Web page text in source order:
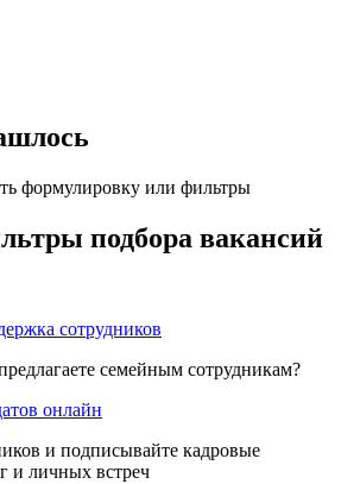
формулировку или фильтры
подбора вакансий
сотрудников
семейным сотрудникам?
онлайн
и подписывайте кадровые
и личных встреч